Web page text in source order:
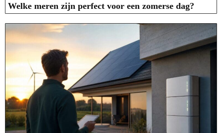
Welke meren zijn perfect voor een zomerse dag?